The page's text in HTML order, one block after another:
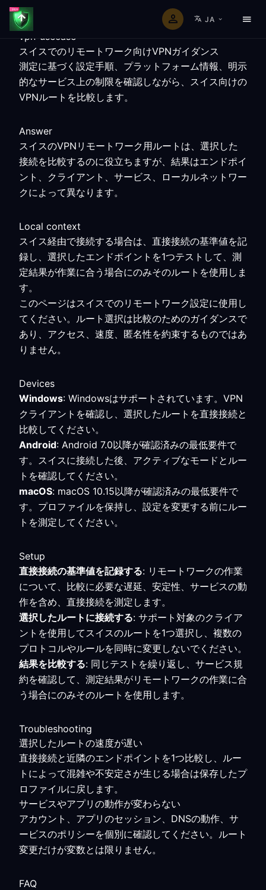
JA
vpn-usecase
スイスでのリモートワーク向けVPNガイダンス
測定に基づく設定手順、プラットフォーム情報、明示
的なサービス上の制限を確認しながら、スイス向けの
VPNルートを比較します。
Answer
スイスのVPNリモートワーク用ルートは、選択した
接続を比較するのに役立ちますが、結果はエンドポイ
ント、クライアント、サービス、ローカルネットワー
クによって異なります。
Local context
スイス経由で接続する場合は、直接接続の基準値を記
録し、選択したエンドポイントを1つテストして、測
定結果が作業に合う場合にのみそのルートを使用しま
す。
このページはスイスでのリモートワーク設定に使用し
てください。ルート選択は比較のためのガイダンスで
あり、アクセス、速度、匿名性を約束するものではあ
りません。
Devices
Windows: Windowsはサポートされています。VPN
クライアントを確認し、選択したルートを直接接続と
比較してください。
Android: Android 7.0以降が確認済みの最低要件で
す。スイスに接続した後、アクティブなモードとルー
トを確認してください。
macOS: macOS 10.15以降が確認済みの最低要件で
す。プロファイルを保持し、設定を変更する前にルー
トを測定してください。
Setup
直接接続の基準値を記録する: リモートワークの作業
について、比較に必要な遅延、安定性、サービスの動
作を含め、直接接続を測定します。
選択したルートに接続する: サポート対象のクライア
ントを使用してスイスのルートを1つ選択し、複数の
プロトコルやルールを同時に変更しないでください。
結果を比較する: 同じテストを繰り返し、サービス規
約を確認して、測定結果がリモートワークの作業に合
う場合にのみそのルートを使用します。
Troubleshooting
選択したルートの速度が遅い
直接接続と近隣のエンドポイントを1つ比較し、ルー
トによって混雑や不安定さが生じる場合は保存したプ
ロファイルに戻します。
サービスやアプリの動作が変わらない
アカウント、アプリのセッション、DNSの動作、サ
ービスのポリシーを個別に確認してください。ルート
変更だけが変数とは限りません。
FAQ